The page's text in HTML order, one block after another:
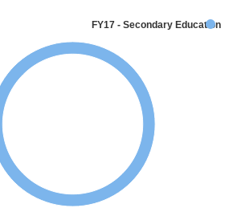
FY17 - Secondary Education